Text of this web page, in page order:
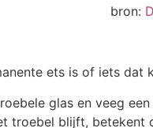
bron:
ets is of iets
glas en veeg
troebel blijft, betekent